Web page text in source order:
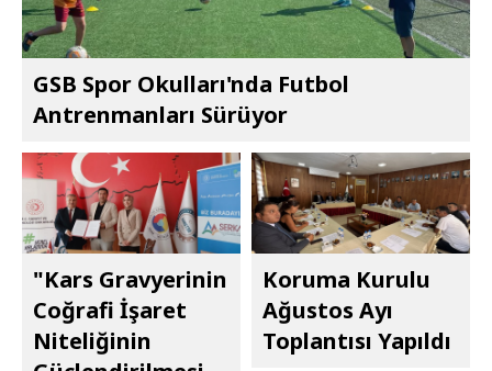
GSB Spor Okulları'nda Futbol
Antrenmanları Sürüyor
"Kars Gravyerinin
Coğrafi İşaret
Niteliğinin
Koruma Kurulu
Ağustos Ayı
Toplantısı Yapıldı